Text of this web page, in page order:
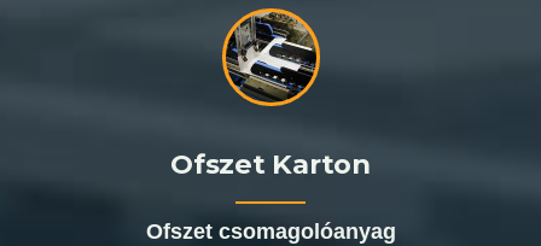
Ofszet Karton
Ofszet csomagolóanyag